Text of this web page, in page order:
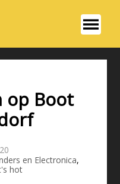
op Boot
en Electronica,
hot